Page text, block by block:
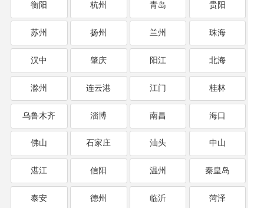
衡阳 杭州 青岛 贵阳
苏州 扬州 兰州 珠海
汉中 肇庆 阳江 北海
滁州 连云港 江门 桂林
乌鲁木齐 淄博 南昌 海口
佛山 石家庄 汕头 中山
湛江 信阳 温州 秦皇岛
泰安 德州 临沂 菏泽